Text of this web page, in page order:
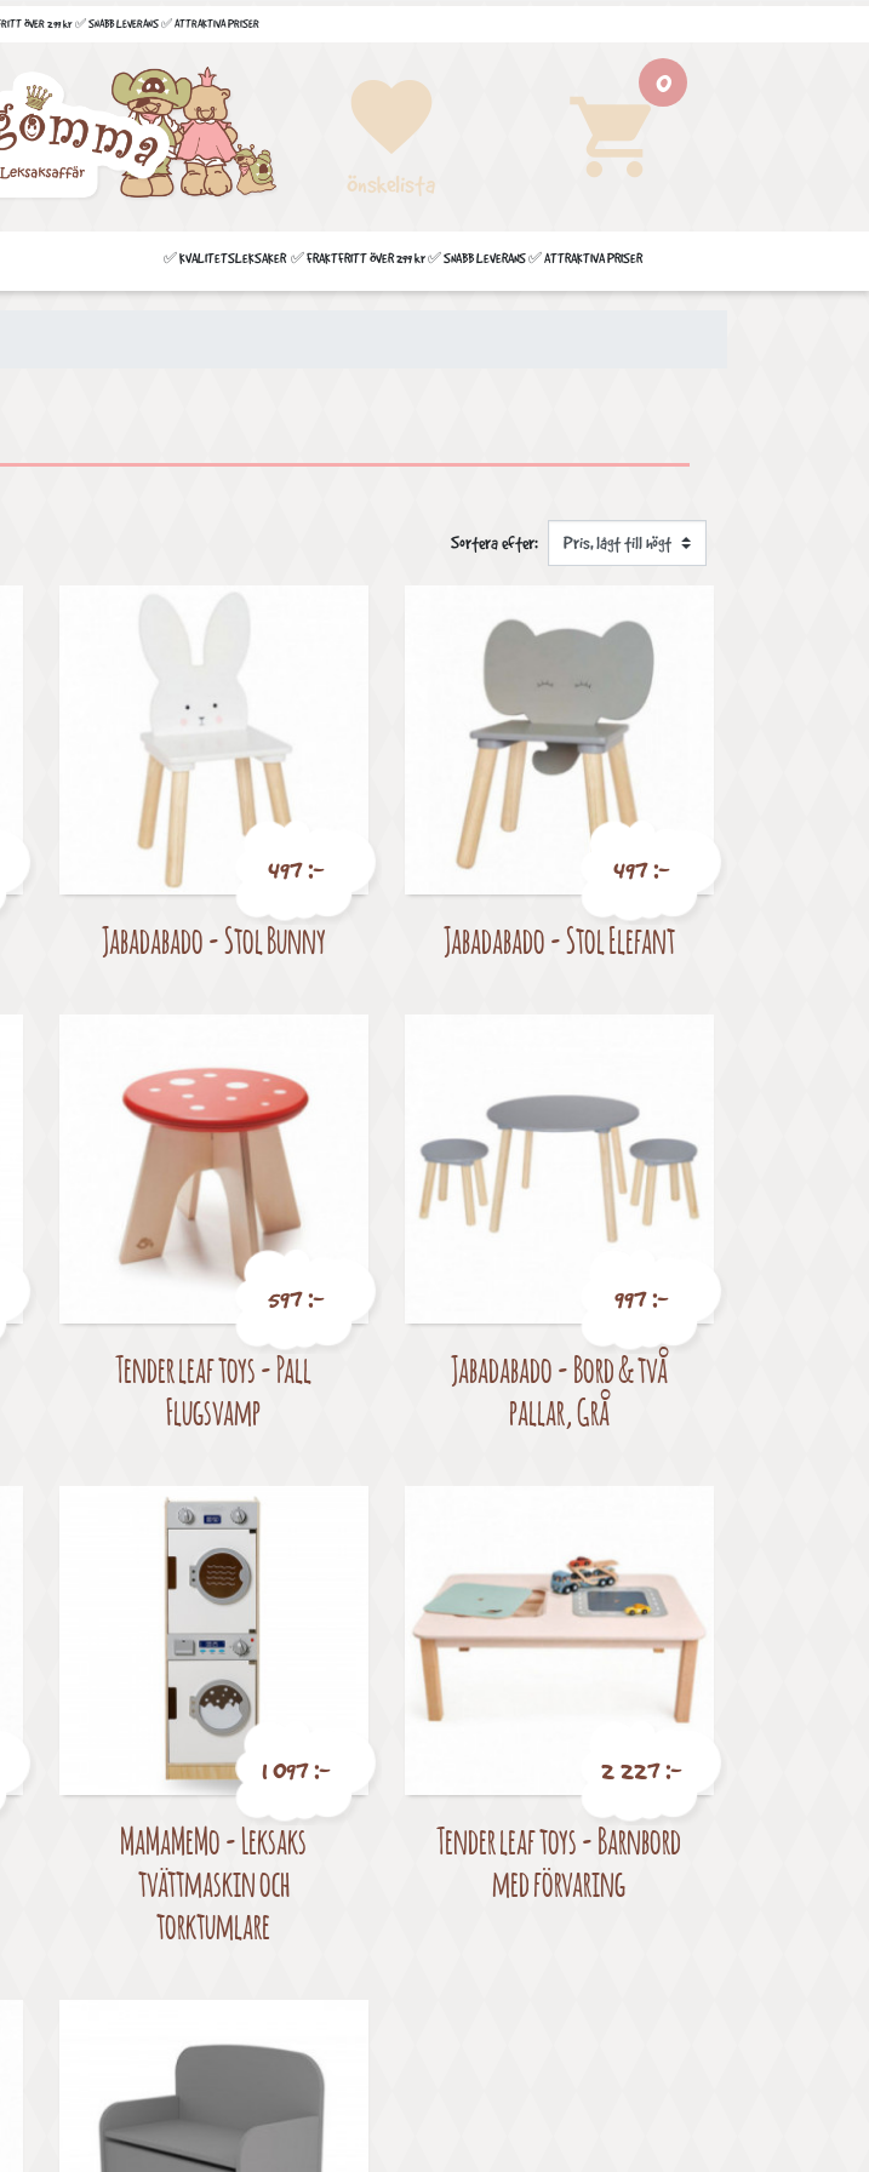
ÖVER 299 kr ✅ SNABB LEVERANS ✅ ATTRAKTIVA PRISER
favorite
Önskelista shopping_cart
0
✅ KVALITETSLEKSAKER ✅ FRAKTFRITT ÖVER 299 kr ✅ SNABB LEVERANS ✅ ATTRAKTIVA PRISER
Sortera efter:
Pris
497 :-
Jabadabado - Stol Bunny Pris
497 :-
Jabadabado - Stol Elefant
Pris
597 :-
Tender leaf toys - Pall
Flugsvamp
Pris
997 :-
Jabadabado - Bord & två
pallar, Grå
Pris
1 097 :-
MaMaMeMo - Leksaks
tvättmaskin och
torktumlare
Pris
2 227 :-
Tender leaf toys - Barnbord
med förvaring